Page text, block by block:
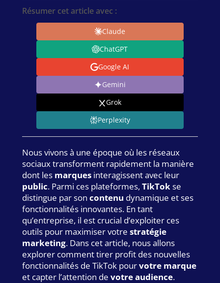
Résumer cet article avec :
Claude
ChatGPT
Google AI
Gemini
Grok
Perplexity
Nous vivons à une époque où les réseaux
sociaux transforment rapidement la manière
dont les marquesinteragissent avec leur
public. Parmi ces plateformes, TikTok se
distingue par son contenu dynamique et ses
fonctionnalités innovantes. En tant
qu’entreprise, il est crucial d’exploiter ces
outils pour maximiser votre stratégie
marketing. Dans cet article, nous allons
explorer comment tirer profit des nouvelles
fonctionnalités de TikTok pourvotre marque
et capter l’attention de votre audience.